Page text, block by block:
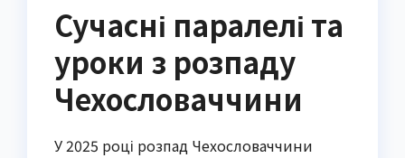
Сучасні паралелі та
уроки з розпаду
Чехословаччини
У 2025 році розпад Чехословаччини